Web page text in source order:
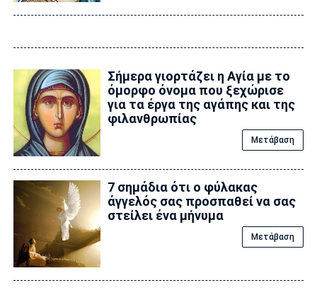
Σήμερα γιορτάζει η Αγία με το
όμορφο όνομα που ξεχώρισε
για τα έργα της αγάπης και της
φιλανθρωπίας
Μετάβαση
7 σημάδια ότι ο φύλακας
άγγελός σας προσπαθεί να σας
στείλει ένα μήνυμα
Μετάβαση